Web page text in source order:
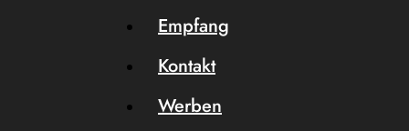
Empfang
Kontakt
Werben